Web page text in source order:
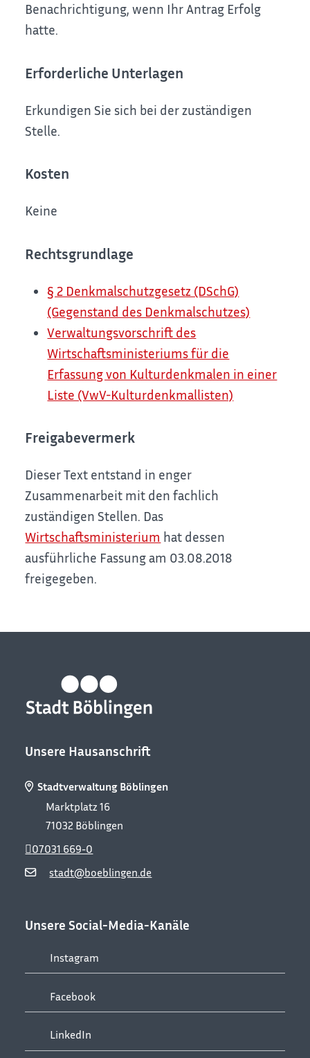
Benachrichtigung, wenn Ihr Antrag Erfolg
hatte.
Erforderliche Unterlagen
Erkundigen Sie sich bei der zuständigen
Stelle.
Kosten
Keine
Rechtsgrundlage
§ 2 Denkmalschutzgesetz (DSchG)
(Gegenstand des Denkmalschutzes)
Verwaltungsvorschrift des
Wirtschaftsministeriums für die
Erfassung von Kulturdenkmalen in einer
Liste (VwV-Kulturdenkmallisten)
Freigabevermerk
Dieser Text entstand in enger
Zusammenarbeit mit den fachlich
zuständigen Stellen. Das
Wirtschaftsministerium hat dessen
ausführliche Fassung am 03.08.2018
freigegeben.
Unsere Hausanschrift
Stadtverwaltung Böblingen
Marktplatz 16
71032 Böblingen
stadt@boeblingen.de
07031 669-0
Unsere Social-Media-Kanäle
Instagram
Facebook
LinkedIn